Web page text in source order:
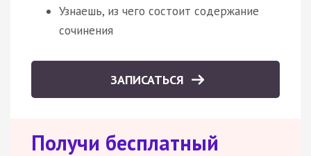
Узнаешь, из чего состоит содержание
сочинения
ЗАПИСАТЬСЯ
Получи бесплатный